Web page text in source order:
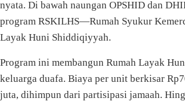
nyata. Di bawah naungan OPSHID dan
program RSKILHS—Rumah Syukur
Layak Huni Shiddiqiyyah.
Program ini membangun Rumah Layak
keluarga duafa. Biaya per unit berkisar
juta, dihimpun dari partisipasi jamaah.